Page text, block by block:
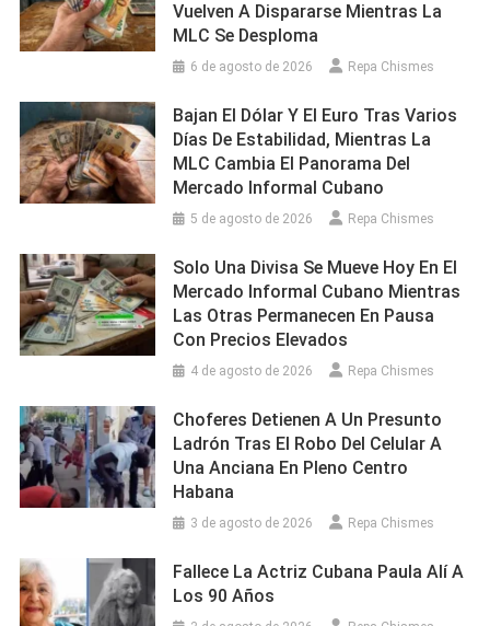
Vuelven A Dispararse Mientras La
MLC Se Desploma
6 de agosto de 2026 Repa Chismes
Bajan El Dólar Y El Euro Tras Varios
Días De Estabilidad, Mientras La
MLC Cambia El Panorama Del
Mercado Informal Cubano
5 de agosto de 2026 Repa Chismes
Solo Una Divisa Se Mueve Hoy En El
Mercado Informal Cubano Mientras
Las Otras Permanecen En Pausa
Con Precios Elevados
4 de agosto de 2026 Repa Chismes
Choferes Detienen A Un Presunto
Ladrón Tras El Robo Del Celular A
Una Anciana En Pleno Centro
Habana
3 de agosto de 2026 Repa Chismes
Fallece La Actriz Cubana Paula Alí A
Los 90 Años